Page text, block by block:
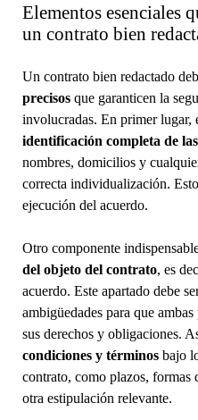
Elementos esenciales
un contrato bien
Un contrato bien redactado
precisosque garanticen la
involucradas. En primer lugar,
identificación completa de
nombres, domicilios y
correcta individualización.
ejecución del acuerdo.
Otro componente
del objeto del contrato, es
acuerdo. Este apartado debe
ambigüedades para que
sus derechos y obligaciones.
condiciones y términosbajo
contrato, como plazos, formas
otra estipulación relevante.